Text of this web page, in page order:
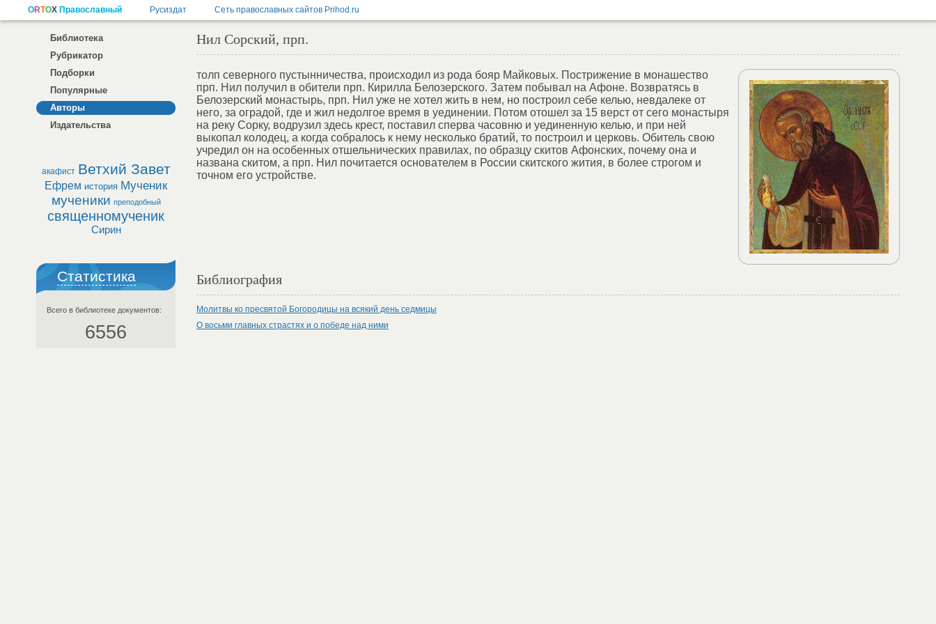
Библиотека
Рубрикатор
Подборки
Популярные
Авторы
Издательства
акафист Ветхий Завет
Ефрем история Мученик
мученики преподобный
священномученик
Сирин
Статистика
Всего в библиотеке документов:
6556
Нил Сорский, прп.
толп северного пустынничества, происходил из рода бояр Майковых. Пострижение в монашество
прп. Нил получил в обители прп. Кирилла Белозерского. Затем побывал на Афоне. Возвратясь в
Белозерский монастырь, прп. Нил уже не хотел жить в нем, но построил себе келью, невдалеке от
него, за оградой, где и жил недолгое время в уединении. Потом отошел за 15 верст от сего монастыря
на реку Сорку, водрузил здесь крест, поставил сперва часовню и уединенную келью, и при ней
выкопал колодец, а когда собралось к нему несколько братий, то построил и церковь. Обитель свою
учредил он на особенных отшельнических правилах, по образцу скитов Афонских, почему она и
названа скитом, а прп. Нил почитается основателем в России скитского жития, в более строгом и
точном его устройстве.
Библиография
Молитвы ко пресвятой Богородицы на всякий день седмицы
О восьми главных страстях и о победе над ними